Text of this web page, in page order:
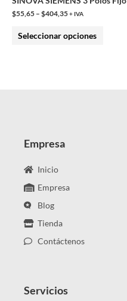
$55,65 – $404,35+ IVA
Seleccionar opciones
de
Empresa
Inicio
Empresa
Blog
Tienda
Contáctenos
Servicios